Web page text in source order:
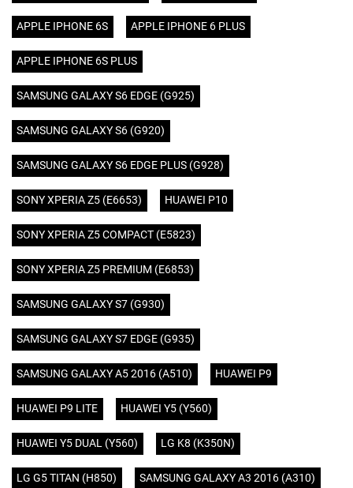
APPLE IPHONE 6S APPLE IPHONE 6 PLUS
APPLE IPHONE 6S PLUS
SAMSUNG GALAXY S6 EDGE (G925)
SAMSUNG GALAXY S6 (G920)
SAMSUNG GALAXY S6 EDGE PLUS (G928)
SONY XPERIA Z5 (E6653) HUAWEI P10
SONY XPERIA Z5 COMPACT (E5823)
SONY XPERIA Z5 PREMIUM (E6853)
SAMSUNG GALAXY S7 (G930)
SAMSUNG GALAXY S7 EDGE (G935)
SAMSUNG GALAXY A5 2016 (A510) HUAWEI P9
HUAWEI P9 LITE HUAWEI Y5 (Y560)
HUAWEI Y5 DUAL (Y560) LG K8 (K350N)
LG G5 TITAN (H850) SAMSUNG GALAXY A3 2016 (A310)